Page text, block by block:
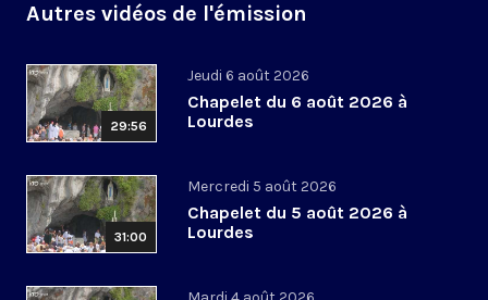
Autres vidéos de l'émission
29:56
Jeudi 6 août 2026
Chapelet du 6 août 2026 à
Lourdes
31:00
Mercredi 5 août 2026
Chapelet du 5 août 2026 à
Lourdes